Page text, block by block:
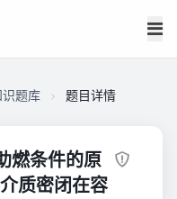
题库 题目详情
燃条件的原
质密闭在容